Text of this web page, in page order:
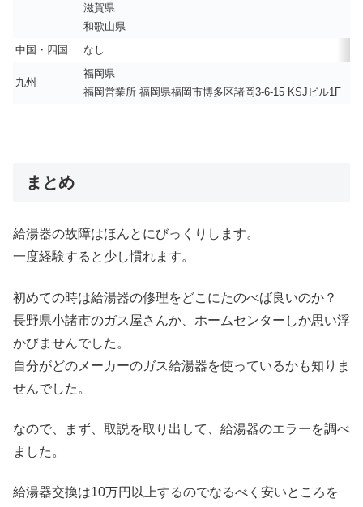
滋賀県
和歌山県
中国・四国
なし
九州
福岡県
福岡営業所 福岡県福岡市博多区諸岡3-6-15 KSJビル1F
まとめ
給湯器の故障はほんとにびっくりします。
一度経験すると少し慣れます。
初めての時は給湯器の修理をどこにたのべば良いのか？
長野県小諸市のガス屋さんか、ホームセンターしか思い浮
かびませんでした。
自分がどのメーカーのガス給湯器を使っているかも知りま
せんでした。
なので、まず、取説を取り出して、給湯器のエラーを調べ
ました。
給湯器交換は10万円以上するのでなるべく安いところを